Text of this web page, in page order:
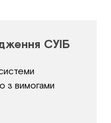
СУІБ
з вимогами